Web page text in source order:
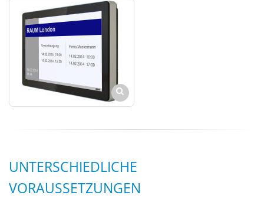
UNTERSCHIEDLICHE
VORAUSSETZUNGEN